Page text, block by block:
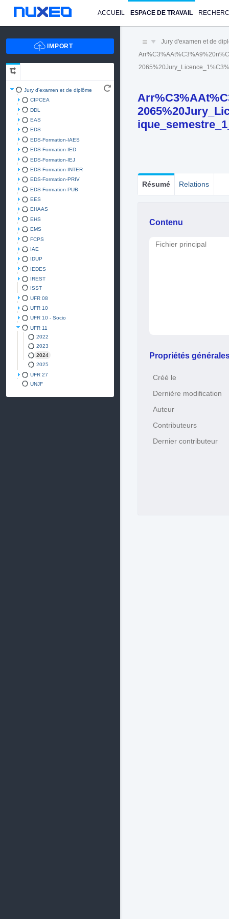
ACCUEIL ESPACE DE TRAVAIL
Jury d'examen et de diplôme
CIPCEA
DDL
EAS
EDS
EDS-Formation-IAES
EDS-Formation-IED
EDS-Formation-IEJ
EDS-Formation-INTER
EDS-Formation-PRIV
EDS-Formation-PUB
EES
EHAAS
EHS
EMS
FCPS
IAE
IDUP
IEDES
IREST
ISST
UFR 08
UFR 10
UFR 10 - Socio
UFR 11
2022
2023
2024
2025
UFR 27
UNJF
Jury d'examen et de
Résumé Relations
Contenu
Fichier principal
Propriétés
Créé le
Dernière modification
Auteur
Contributeurs
Dernier contributeur